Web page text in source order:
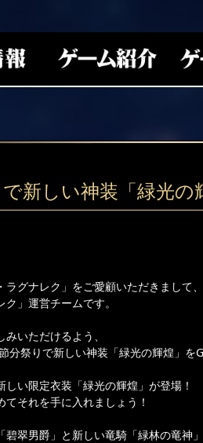
新しい神装「緑光の
ラグナレク」をご愛顧いただきまして
ク」運営チームです。
いただけるよう、
分祭りで新しい神装「緑光の輝煌」を
しい限定衣装「緑光の輝煌」が登場！
てそれを手に入れましょう！
碧翠男爵」と新しい竜騎「緑林の竜神